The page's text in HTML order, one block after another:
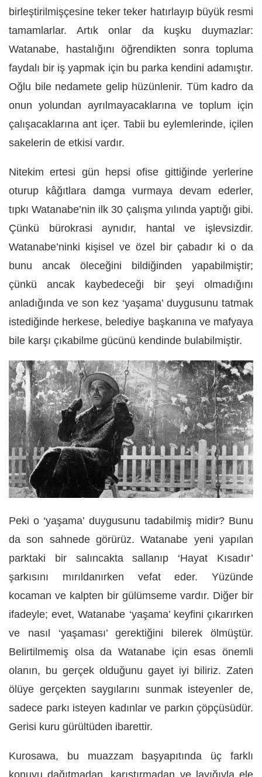
birleştirilmişçesine teker teker hatırlayıp büyük resmi
tamamlarlar. Artık onlar da kuşku duymazlar:
Watanabe, hastalığını öğrendikten sonra topluma
faydalı bir iş yapmak için bu parka kendini adamıştır.
Oğlu bile nedamete gelip hüzünlenir. Tüm kadro da
onun yolundan ayrılmayacaklarına ve toplum için
çalışacaklarına ant içer. Tabii bu eylemlerinde, içilen
sakelerin de etkisi vardır.
Nitekim ertesi gün hepsi ofise gittiğinde yerlerine
oturup kâğıtlara damga vurmaya devam ederler,
tıpkı Watanabe’nin ilk 30 çalışma yılında yaptığı gibi.
Çünkü bürokrasi aynıdır, hantal ve işlevsizdir.
Watanabe’ninki kişisel ve özel bir çabadır ki o da
bunu ancak öleceğini bildiğinden yapabilmiştir;
çünkü ancak kaybedeceği bir şeyi olmadığını
anladığında ve son kez ‘yaşama’ duygusunu tatmak
istediğinde herkese, belediye başkanına ve mafyaya
bile karşı çıkabilme gücünü kendinde bulabilmiştir.
Peki o ‘yaşama’ duygusunu tadabilmiş midir? Bunu
da son sahnede görürüz. Watanabe yeni yapılan
parktaki bir salıncakta sallanıp ‘Hayat Kısadır’
şarkısını mırıldanırken vefat eder. Yüzünde
kocaman ve kalpten bir gülümseme vardır. Diğer bir
ifadeyle; evet, Watanabe ‘yaşama’ keyfini çıkarırken
ve nasıl ‘yaşaması’ gerektiğini bilerek ölmüştür.
Belirtilmemiş olsa da Watanabe için esas önemli
olanın, bu gerçek olduğunu gayet iyi biliriz. Zaten
ölüye gerçekten saygılarını sunmak isteyenler de,
sadece parkı isteyen kadınlar ve parkın çöpçüsüdür.
Gerisi kuru gürültüden ibarettir.
Kurosawa, bu muazzam başyapıtında üç farklı
konuyu dağıtmadan, karıştırmadan ve layığıyla ele